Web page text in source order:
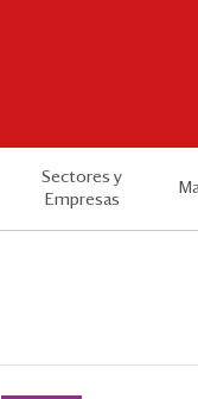
Sectores y
Empresas